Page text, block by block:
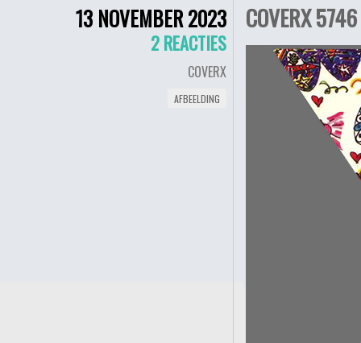
13 NOVEMBER 2023
2 REACTIES
COVERX
AFBEELDING
COVERX